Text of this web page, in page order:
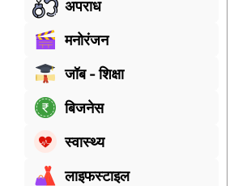
अपराध
मनोरंजन
जॉब - शिक्षा
बिजनेस
स्वास्थ्य
लाइफस्टाइल